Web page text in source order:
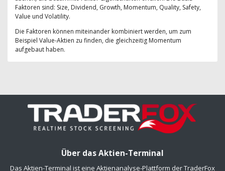
Faktoren sind: Size, Dividend, Growth, Momentum, Quality, Safety,
Value und Volatility.
Die Faktoren können miteinander kombiniert werden, um zum
Beispiel Value-Aktien zu finden, die gleichzeitig Momentum
aufgebaut haben.
Über das Aktien-Terminal
Das Aktien-Terminal ist eine Aktienanalyse-Plattform der TraderFox